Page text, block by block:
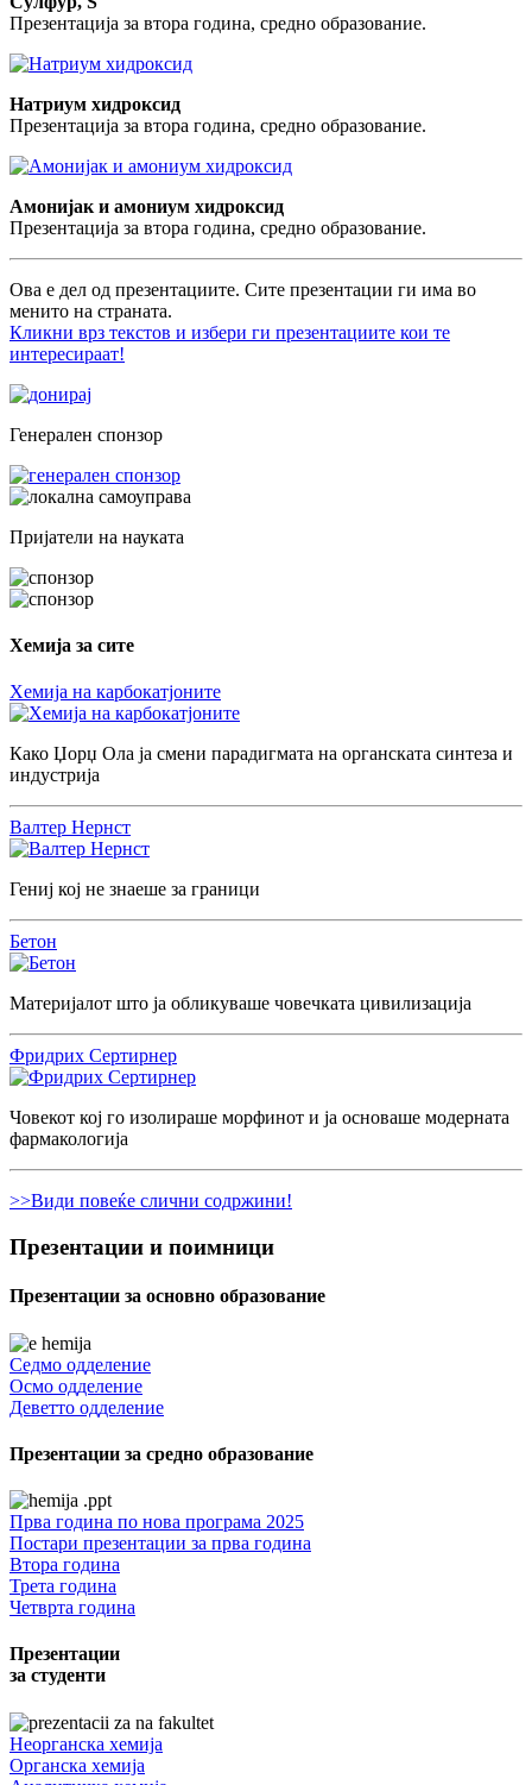
Презентација за втора година, средно образование.
Натриум хидроксид
Презентација за втора година, средно образование.
Амонијак и амониум хидроксид
Презентација за втора година, средно образование.
Ова е дел од презентациите. Сите презентации ги има во
менито на страната.
Кликни врз текстов и избери ги презентациите кои те
интересираат!
Генерален спонзор
Пријатели на науката
Хемија за сите
Хемија на карбокатјоните
Како Џорџ Ола ја смени парадигмата на органската синтеза и
индустрија
Валтер Нернст
Гениј кој не знаеше за граници
Бетон
Материјалот што ја обликуваше човечката цивилизација
Фридрих Сертирнер
Човекот кој го изолираше морфинот и ја основаше модерната
фармакологија
>>Види повеќе слични содржини!
Презентации и поимници
Презентации за основно образование
Седмо одделение
Осмо одделение
Деветто одделение
Презентации за средно образование
Прва година по нова програма 2025
Постари презентации за прва година
Втора година
Трета година
Четврта година
Презентации
за студенти
Неорганска хемија
Органска хемија